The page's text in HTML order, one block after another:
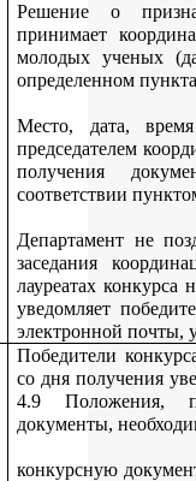
Решение о
принимает
молодых ученых
определенном
Место, дата, время
председателем
получения
соответствии
Департамент не
заседания
лауреатах
уведомляет
электронной почты,
Победители
со дня получения
4.9 Положения,
документы,
конкурсную